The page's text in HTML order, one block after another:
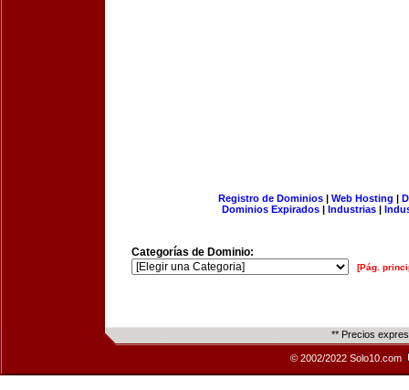
Registro de Dominios| Web Hosting |
Dominios Expirados | Industrias |
Categorías de Dominio:
[Pág.
** Precios
© 2002/2022 Solo10.com